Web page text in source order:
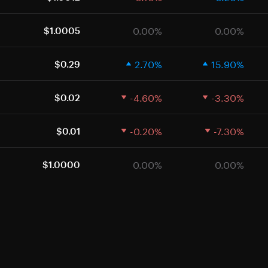
$1.0005 0.00% 0.00%
$0.29 2.70% 15.90%
$0.02 -4.60% -3.30%
$0.01 -0.20% -7.30%
$1.0000 0.00% 0.00%